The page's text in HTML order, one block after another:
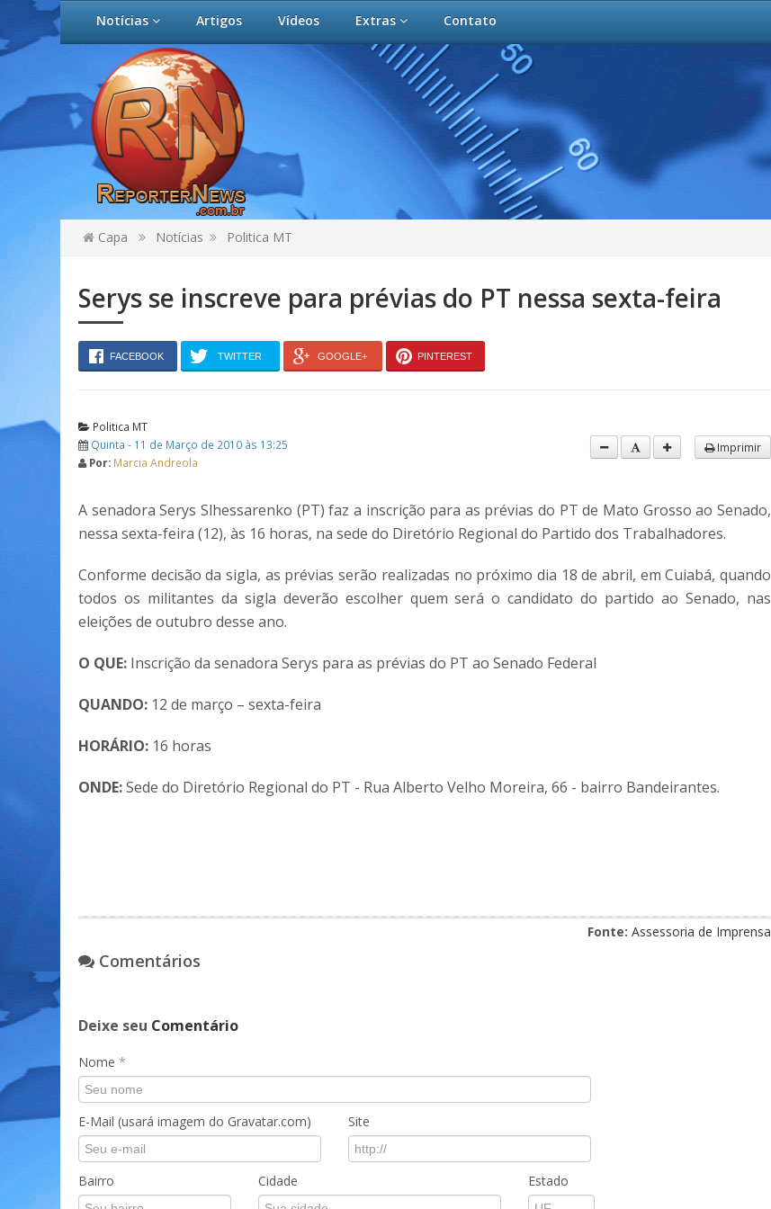
Notícias Artigos Vídeos Extras Contato
Capa Notícias Politica MT
Serys se inscreve para prévias do PT nessa sexta-feira
FACEBOOK TWITTER GOOGLE+ PINTEREST
Politica MT
Quinta - 11 de Março de 2010 às 13:25
Por: Marcia Andreola
Imprimir
A senadora Serys Slhessarenko (PT) faz a inscrição para as prévias do PT de Mato Grosso ao Senado,
nessa sexta-feira (12), às 16 horas, na sede do Diretório Regional do Partido dos Trabalhadores.
Conforme decisão da sigla, as prévias serão realizadas no próximo dia 18 de abril, em Cuiabá, quando
todos os militantes da sigla deverão escolher quem será o candidato do partido ao Senado, nas
eleições de outubro desse ano.
O QUE: Inscrição da senadora Serys para as prévias do PT ao Senado Federal
QUANDO: 12 de março – sexta-feira
HORÁRIO: 16 horas
ONDE:Sede do Diretório Regional do PT - Rua Alberto Velho Moreira, 66 - bairro Bandeirantes.
Fonte: Assessoria de Imprensa
Comentários
Deixe seu Comentário
Nome *
E-Mail (usará imagem do Gravatar.com) Site
Bairro Cidade Estado